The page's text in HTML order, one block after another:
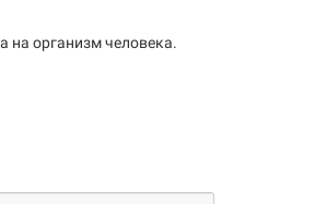
на организм человека.